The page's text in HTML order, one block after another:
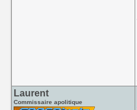
Laurent
Commissaire apolitique